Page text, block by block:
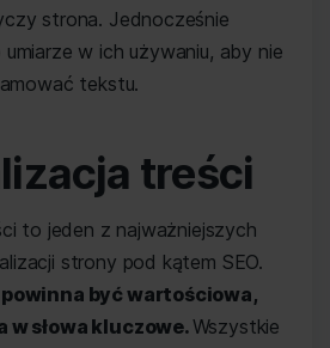
strona. Jednocześnie
w ich używaniu, aby nie
tekstu.
treści
to jeden z najważniejszych
strony pod kątem SEO.
być wartościowa,
w słowa kluczowe.Wszystkie